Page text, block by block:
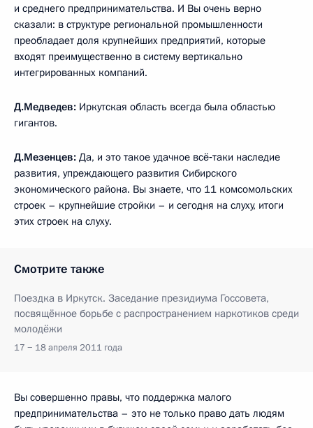
и среднего предпринимательства. И Вы очень верно
сказали: в структуре региональной промышленности
преобладает доля крупнейших предприятий, которые
входят преимущественно в систему вертикально
интегрированных компаний.
Д.Медведев: Иркутская область всегда была областью
гигантов.
Д.Мезенцев: Да, и это такое удачное всё‑таки наследие
развития, упреждающего развития Сибирского
экономического района. Вы знаете, что 11 комсомольских
строек – крупнейшие стройки – и сегодня на слуху, итоги
этих строек на слуху.
Смотрите также
Поездка в Иркутск. Заседание президиума Госсовета,
посвящённое борьбе с распространением наркотиков среди
молодёжи
17 − 18 апреля 2011 года
Вы совершенно правы, что поддержка малого
предпринимательства – это не только право дать людям